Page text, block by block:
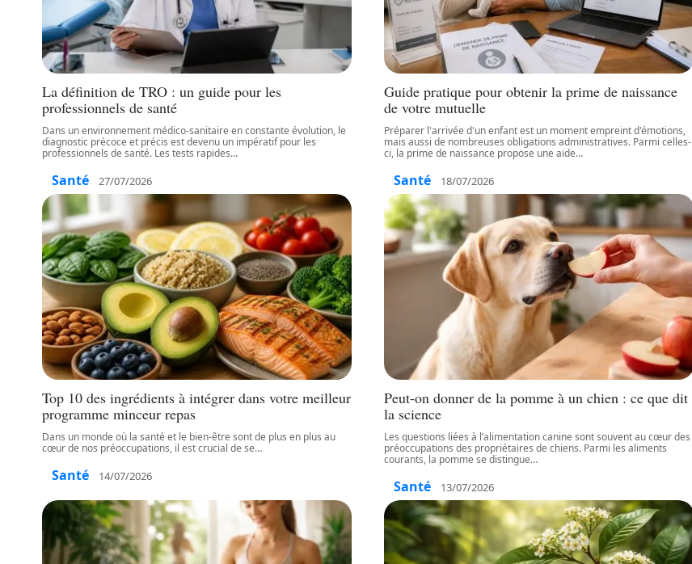
La définition de TRO : un guide pour les
professionnels de santé
Dans un environnement médico-sanitaire en constante évolution, le
diagnostic précoce et précis est devenu un impératif pour les
professionnels de santé. Les tests rapides…
Santé 27/07/2026
Guide pratique pour obtenir la prime de naissance
de votre mutuelle
Préparer l'arrivée d'un enfant est un moment empreint d'émotions,
mais aussi de nombreuses obligations administratives. Parmi celles-
ci, la prime de naissance propose une aide…
Santé 18/07/2026
Top 10 des ingrédients à intégrer dans votre meilleur
programme minceur repas
Dans un monde où la santé et le bien-être sont de plus en plus au
cœur de nos préoccupations, il est crucial de se…
Santé 14/07/2026
Peut-on donner de la pomme à un chien : ce que dit
la science
Les questions liées à l’alimentation canine sont souvent au cœur des
préoccupations des propriétaires de chiens. Parmi les aliments
courants, la pomme se distingue…
Santé 13/07/2026